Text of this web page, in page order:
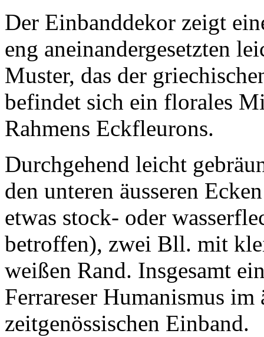
Der Einbanddekor zeigt
eng aneinandergesetzten
Muster, das der
befindet sich ein florales
Rahmens Eckfleurons.
Durchgehend leicht
den unteren äusseren
etwas stock- oder
betroffen), zwei Bll. mit
weißen Rand. Insgesamt
Ferrareser Humanismus im
zeitgenössischen Einband.